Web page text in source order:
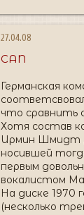
27.04.08
CAN
Германская
что сравнить
Хотя состав
Ирмин Шмидт
носившей
первым
вокалистом
На диске 1970
(несколько